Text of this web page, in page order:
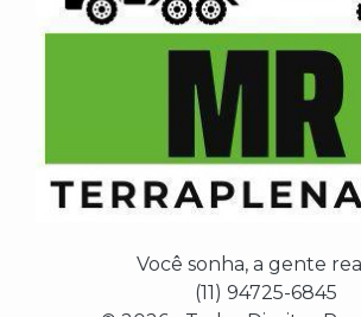
Você sonha, a gente
(11) 94725-6845